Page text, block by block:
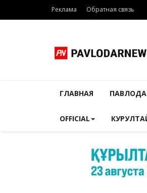
Реклама Обратная связь
ГЛАВНАЯ
OFFICIAL